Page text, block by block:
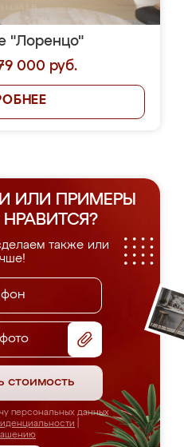
"Лоренцо"
000 руб.
ИЛИ ПРИМЕРЫ
НРАВИТСЯ?
также или
стоимость
персональных данных